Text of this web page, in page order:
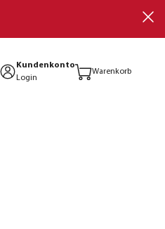
Kundenkonto
Login
Warenkorb